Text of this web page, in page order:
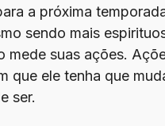
a próxima
sendo mais
mede suas ações.
que ele tenha que
ser.